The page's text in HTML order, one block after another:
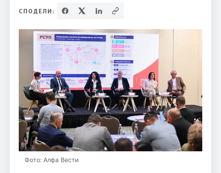
СПОДЕЛИ:
Фото: Алфа Вести